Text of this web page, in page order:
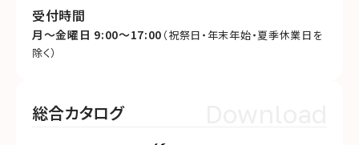
受付時間
月～金曜日 9:00～17:00 （祝祭日・年末年始・夏季休業日を
除く）
総合カタログ